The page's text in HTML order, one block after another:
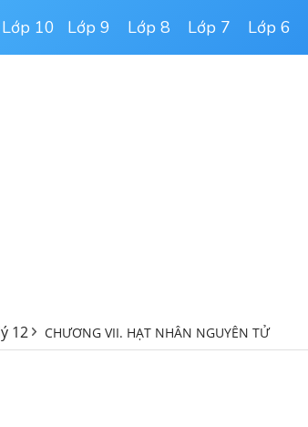
Lớp 10 Lớp 9 Lớp 8 Lớp 7 Lớp 6
12 CHƯƠNG VII. HẠT NHÂN NGUYÊN TỬ